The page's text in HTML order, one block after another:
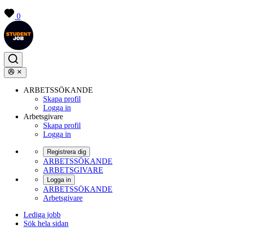
0
ARBETSSÖKANDE
Skapa profil
Logga in
Arbetsgivare
Skapa profil
Logga in
Registrera dig
ARBETSSÖKANDE
ARBETSGIVARE
Logga in
ARBETSSÖKANDE
Arbetsgivare
Lediga jobb
Sök hela sidan